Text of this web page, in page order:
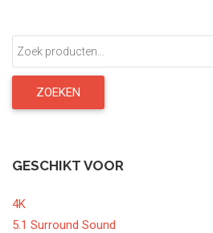
Zoeken
naar:
ZOEKEN
GESCHIKT VOOR
4K
5.1 Surround Sound